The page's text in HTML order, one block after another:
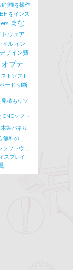
削機を操作
をインス
まな
ウェア
イル イン
ザイン費
オプテ
トソフト
ード 切断
見積もりソ
CNCソフト
木製パネル
無料の
ソフトウェ
スプレイ